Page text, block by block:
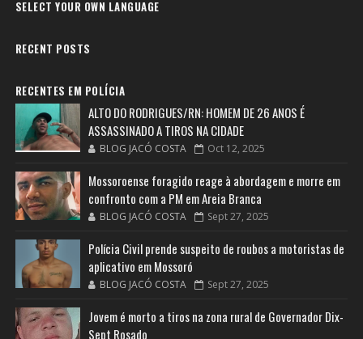
SELECT YOUR OWN LANGUAGE
RECENT POSTS
RECENTES EM POLÍCIA
ALTO DO RODRIGUES/RN: HOMEM DE 26 ANOS É
ASSASSINADO A TIROS NA CIDADE
BLOG JACÓ COSTA Oct 12, 2025
Mossoroense foragido reage à abordagem e morre em
confronto com a PM em Areia Branca
BLOG JACÓ COSTA Sept 27, 2025
Polícia Civil prende suspeito de roubos a motoristas de
aplicativo em Mossoró
BLOG JACÓ COSTA Sept 27, 2025
Jovem é morto a tiros na zona rural de Governador Dix-
Sept Rosado